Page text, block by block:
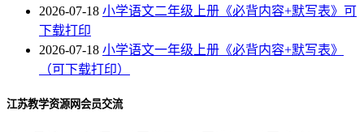
2026-07-18 小学语文二年级上册《必背内容+默写表》可
下载打印
2026-07-18 小学语文一年级上册《必背内容+默写表》
（可下载打印）
江苏教学资源网会员交流